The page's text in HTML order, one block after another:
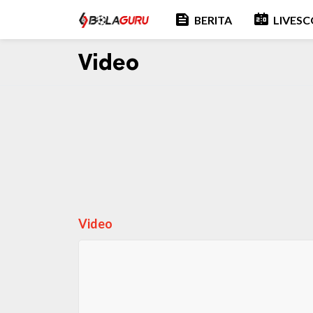
feed BERITA scoreboard
Video
Video